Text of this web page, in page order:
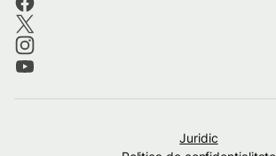
Juridic